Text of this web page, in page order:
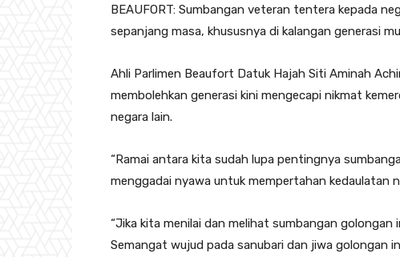
BEAUFORT: Sumbangan veteran tentera kepada
sepanjang masa, khususnya di kalangan generasi
Ahli Parlimen Beaufort Datuk Hajah Siti Aminah
membolehkan generasi kini mengecapi nikmat
negara lain.
“Ramai antara kita sudah lupa pentingnya
menggadai nyawa untuk mempertahan kedaulatan
“Jika kita menilai dan melihat sumbangan
Semangat wujud pada sanubari dan jiwa golongan